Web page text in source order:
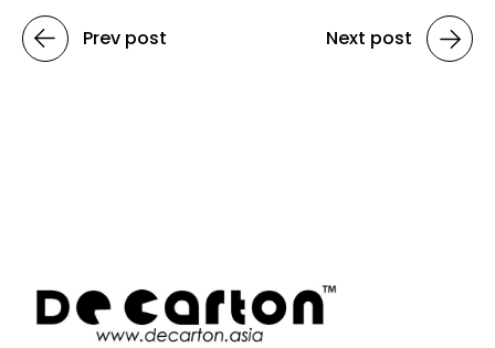
Prev post Next post